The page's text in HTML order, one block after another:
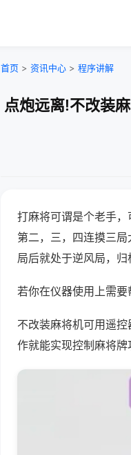
首页 > 资讯中心 > 程序讲解
点炮远离!不改装
打麻将可谓是个老手，
第二，三，四连摸三
局后就处于逆风局，归
若你在仪器使用上需
不改装麻将机可用遥
作就能实现控制麻将牌